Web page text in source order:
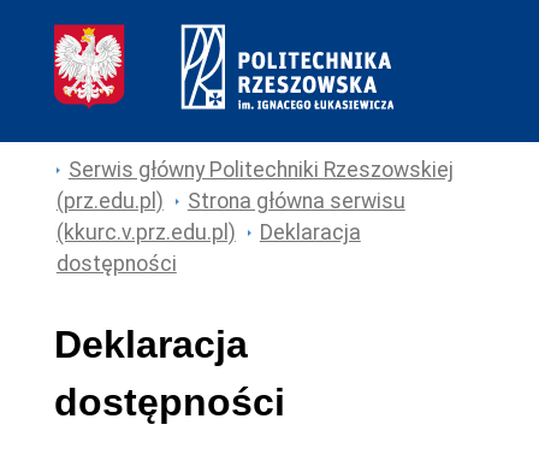
Serwis główny Politechniki Rzeszowskiej
(prz.edu.pl)
Strona główna serwisu
(kkurc.v.prz.edu.pl)
Deklaracja
dostępności
Deklaracja
dostępności